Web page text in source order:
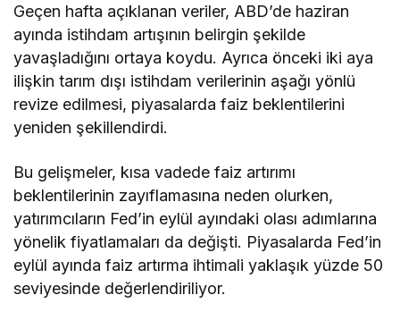
Geçen hafta açıklanan veriler, ABD’de haziran
ayında istihdam artışının belirgin şekilde
yavaşladığını ortaya koydu. Ayrıca önceki iki aya
ilişkin tarım dışı istihdam verilerinin aşağı yönlü
revize edilmesi, piyasalarda faiz beklentilerini
yeniden şekillendirdi.
Bu gelişmeler, kısa vadede faiz artırımı
beklentilerinin zayıflamasına neden olurken,
yatırımcıların Fed’in eylül ayındaki olası adımlarına
yönelik fiyatlamaları da değişti. Piyasalarda Fed’in
eylül ayında faiz artırma ihtimali yaklaşık yüzde 50
seviyesinde değerlendiriliyor.